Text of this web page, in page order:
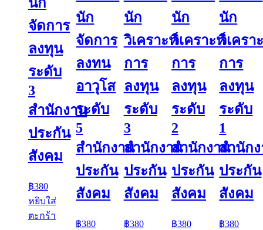
จัดการ
ลงทุน
ระดับ
3
สำนักงาน
ประกัน
สังคม
฿380
หยิบใส่
ตะกร้า
นัก
จัดการ
ลงทน
อาวุโส
ระดับ
5
สำนักงาน
ประกัน
สังคม
฿380
นัก
วิเคราะห์
การ
ลงทุน
ระดับ
3
สำนักงาน
ประกัน
สังคม
฿380
นัก
วิเคราะห์
การ
ลงทุน
ระดับ
2
สำนักงาน
ประกัน
สังคม
฿380
นัก
วิเครา
การ
ลงทุน
ระดับ
1
สำนัก
ประกัน
สังคม
฿380